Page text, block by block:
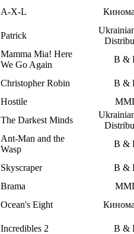
A-X-L
Patrick
Mamma Mia! Here
We Go Again
B &
Christopher Robin
B &
Hostile
The Darkest Minds
Ant-Man and the
Wasp
B &
Skyscraper
B &
Brama
Ocean's Eight
Incredibles 2 B &